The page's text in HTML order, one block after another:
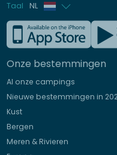
Taal NL
Frans
Engels
Duits
Italiaans
Onze bestemmingen
Al onze campings
Nieuwe bestemmingen in
Kust
Bergen
Meren & Rivieren